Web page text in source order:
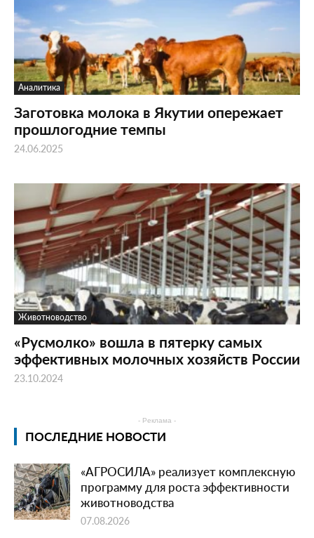
Аналитика
Заготовка молока в Якутии опережает
прошлогодние темпы
24.06.2025
Животноводство
«Русмолко» вошла в пятерку самых
эффективных молочных хозяйств России
23.10.2024
- Реклама -
ПОСЛЕДНИЕ НОВОСТИ
«АГРОСИЛА» реализует комплексную
программу для роста эффективности
животноводства
07.08.2026